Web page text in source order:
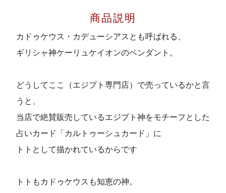
商品説明
カドゥケウス・カデューシアスとも呼ばれる、
ギリシャ神ケーリュケイオンのペンダント。
どうしてここ（エジプト専門店）で売っているかと言
うと、
当店で絶賛販売しているエジプト神をモチーフとした
占いカード「カルトゥーシュカード」に
トトとして描かれているからです
トトもカドゥケウスも知恵の神。